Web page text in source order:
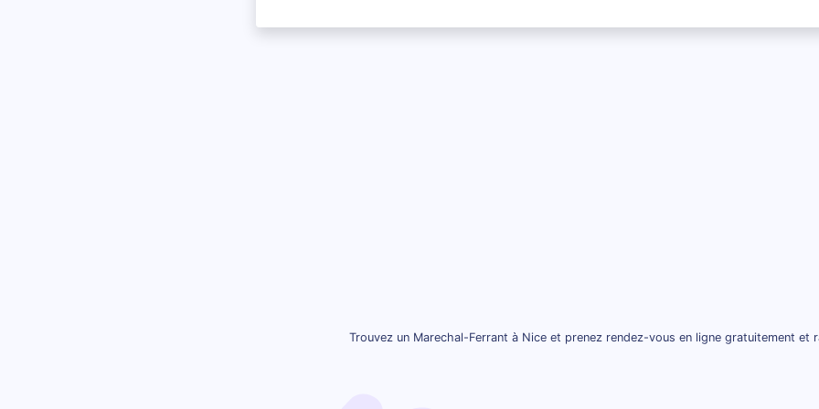
Trouvez un Marechal-Ferrant à Nice et prenez rendez-vous en ligne gratuitement et